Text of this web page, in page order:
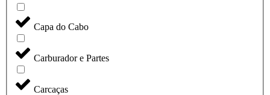
Capa do Cabo
Carburador e Partes
Carcaças